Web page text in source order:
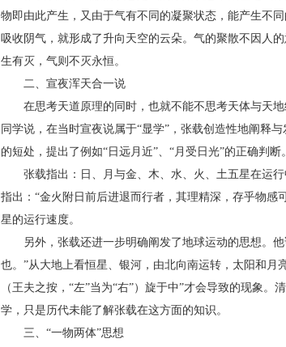
物即由此产生，又由于气有不同的凝聚状态，能产生不
吸收阴气，就形成了升向天空的云朵。气的聚散不因人
生有灭，气则不灭永恒。
二、宣夜浑天合一说
在思考天道原理的同时，也就不能不思考天体与天地
同学说，在当时宣夜说属于“显学”，张载创造性地阐释
的短处，提出了例如“日远月近”、“月受日光”的正确判断。
张载指出：日、月与金、木、水、火、土五星在运行
指出：“金火附日前后进退而行者，其理精深，存乎物
星的运行速度。
另外，张载还进一步明确阐发了地球运动的思想。他
也。”从大地上看恒星、银河，由北向南运转，太阳和
（王夫之按，“左”当为“右”）旋于中”才会导致的现象
学，只是历代未能了解张载在这方面的知识。
三、“一物两体”思想